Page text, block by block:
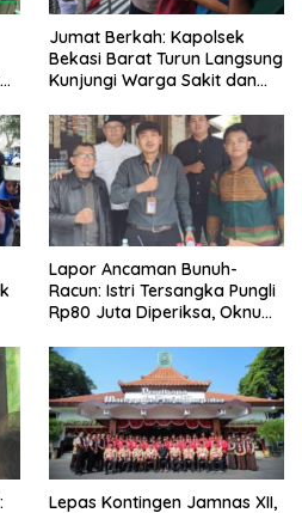
Jumat Berkah: Kapolsek
Bekasi Barat Turun Langsung
Kunjungi Warga Sakit dan
Lapor Ancaman Bunuh-
Racun: Istri Tersangka Pungli
Rp80 Juta Diperiksa, Oknum
Disdagperin
Lepas Kontingen Jamnas XII,